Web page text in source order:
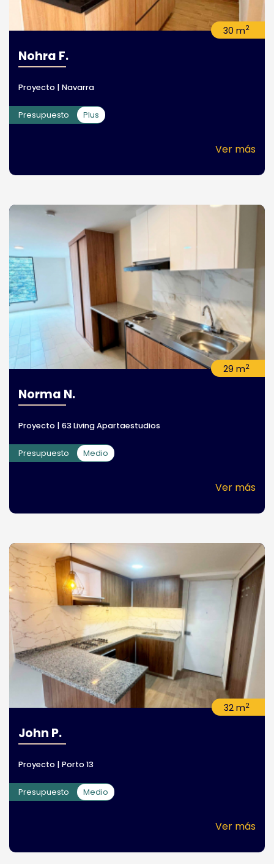
30 m2
Nohra F.
Proyecto | Navarra
Presupuesto Plus
Ver más
29 m2
Norma N.
Proyecto | 63 Living Apartaestudios
Presupuesto Medio
Ver más
32 m2
John P.
Proyecto | Porto 13
Presupuesto Medio
Ver más